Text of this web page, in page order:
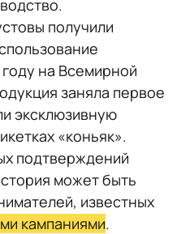
получили
на Всемирной
заняла первое
эксклюзивную
«коньяк».
подтверждений
может быть
известных
кампаниями.